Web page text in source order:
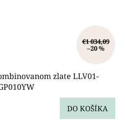
€1 034,09
–20 %
zlate LLV01-
DO KOŠÍKA